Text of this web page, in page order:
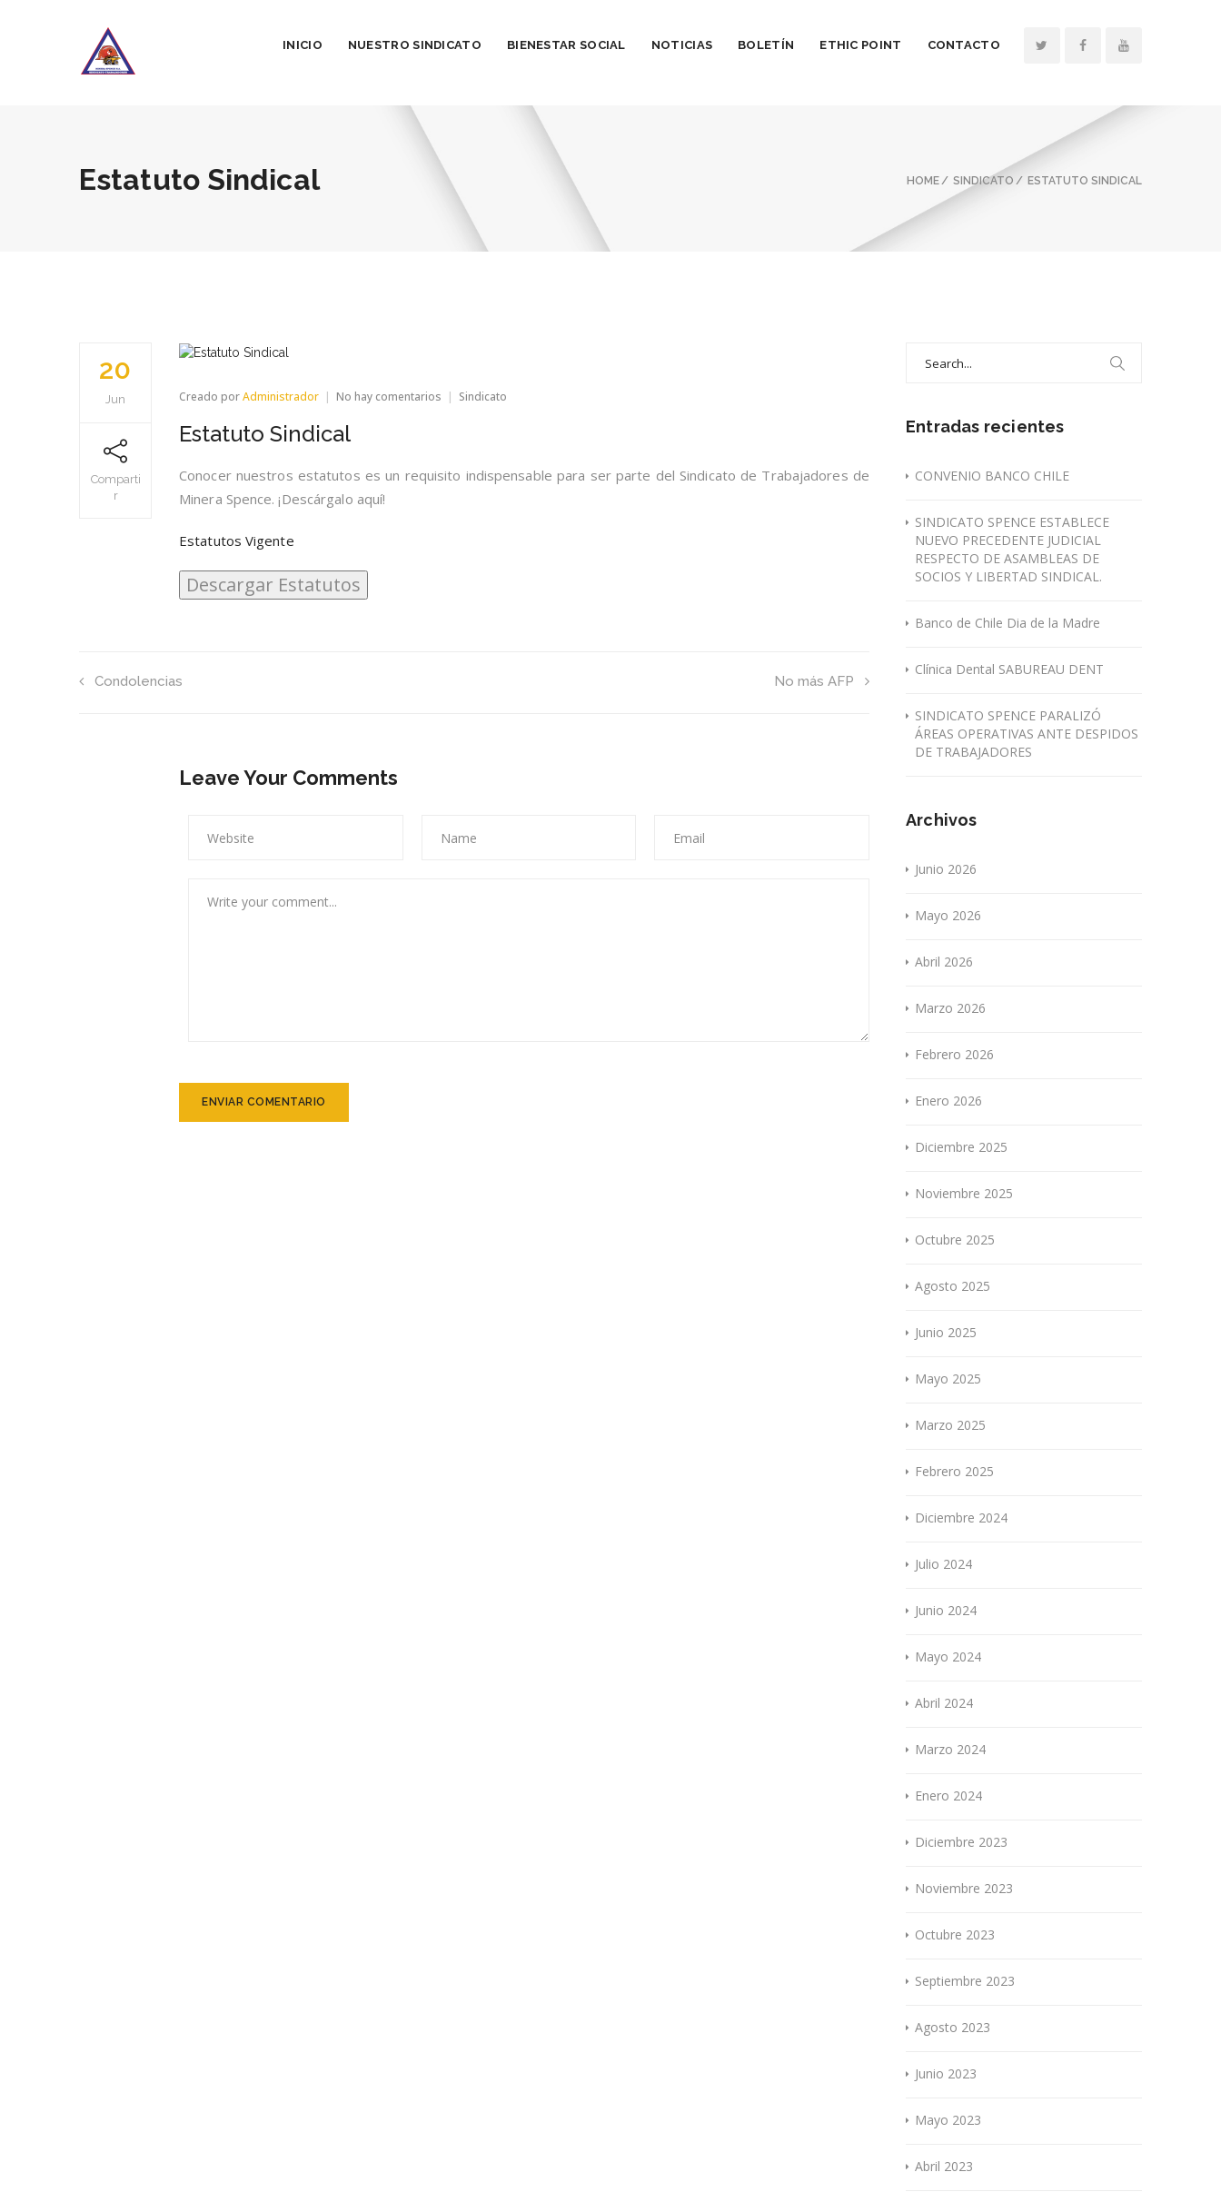
INICIO NUESTRO SINDICATO BIENESTAR SOCIAL NOTICIAS BOLETÍN ETHIC POINT CONTACTO
Estatuto Sindical HOME SINDICATO ESTATUTO SINDICAL
20
Jun
Comparti
r
Creado porAdministrador No hay comentarios en Sindicato
Estatuto Sindical
Conocer nuestros estatutos es un requisito indispensable para ser parte del Sindicato de Trabajadores de
Minera Spence. ¡Descárgalo aquí!
Estatutos Vigente
Condolencias No más AFP
Leave Your Comments
Entradas recientes
CONVENIO BANCO CHILE
SINDICATO SPENCE ESTABLECE
NUEVO PRECEDENTE JUDICIAL
RESPECTO DE ASAMBLEAS DE
SOCIOS Y LIBERTAD SINDICAL.
Banco de Chile Dia de la Madre
Clínica Dental SABUREAU DENT
SINDICATO SPENCE PARALIZÓ
ÁREAS OPERATIVAS ANTE DESPIDOS
DE TRABAJADORES
Archivos
Junio 2026
Mayo 2026
Abril 2026
Marzo 2026
Febrero 2026
Enero 2026
Diciembre 2025
Noviembre 2025
Octubre 2025
Agosto 2025
Junio 2025
Mayo 2025
Marzo 2025
Febrero 2025
Diciembre 2024
Julio 2024
Junio 2024
Mayo 2024
Abril 2024
Marzo 2024
Enero 2024
Diciembre 2023
Noviembre 2023
Octubre 2023
Septiembre 2023
Agosto 2023
Junio 2023
Mayo 2023
Abril 2023